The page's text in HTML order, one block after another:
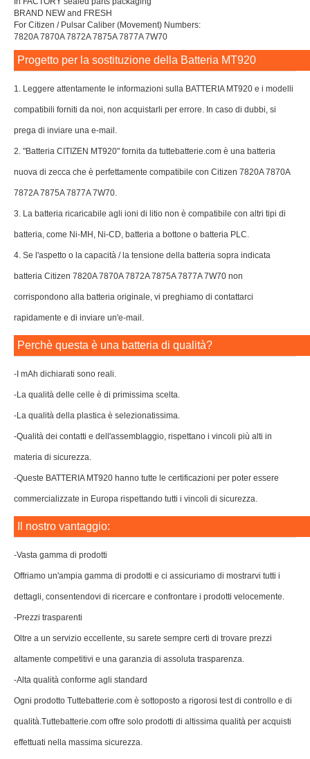
BRAND NEW and FRESH
For Citizen / Pulsar Caliber (Movement) Numbers:
7820A 7870A 7872A 7875A 7877A 7W70
Progetto per la sostituzione della Batteria MT920
1. Leggere attentamente le informazioni sulla BATTERIA MT920 e i modelli
compatibili forniti da noi, non acquistarli per errore. In caso di dubbi, si
prega di inviare una e-mail.
2. "Batteria CITIZEN MT920" fornita da tuttebatterie.com è una batteria
nuova di zecca che è perfettamente compatibile con Citizen 7820A 7870A
7872A 7875A 7877A 7W70.
3. La batteria ricaricabile agli ioni di litio non è compatibile con altri tipi di
batteria, come Ni-MH, Ni-CD, batteria a bottone o batteria PLC.
4. Se l'aspetto o la capacità / la tensione della batteria sopra indicata
batteria Citizen 7820A 7870A 7872A 7875A 7877A 7W70 non
corrispondono alla batteria originale, vi preghiamo di contattarci
rapidamente e di inviare un'e-mail.
Perchè questa è una batteria di qualità?
-I mAh dichiarati sono reali.
-La qualità delle celle è di primissima scelta.
-La qualità della plastica è selezionatissima.
-Qualità dei contatti e dell'assemblaggio, rispettano i vincoli più alti in
materia di sicurezza.
-Queste BATTERIA MT920 hanno tutte le certificazioni per poter essere
commercializzate in Europa rispettando tutti i vincoli di sicurezza.
Il nostro vantaggio:
-Vasta gamma di prodotti
Offriamo un'ampia gamma di prodotti e ci assicuriamo di mostrarvi tutti i
dettagli, consentendovi di ricercare e confrontare i prodotti velocemente.
-Prezzi trasparenti
Oltre a un servizio eccellente, su sarete sempre certi di trovare prezzi
altamente competitivi e una garanzia di assoluta trasparenza.
-Alta qualità conforme agli standard
Ogni prodotto Tuttebatterie.com è sottoposto a rigorosi test di controllo e di
qualità.Tuttebatterie.com offre solo prodotti di altissima qualità per acquisti
effettuati nella massima sicurezza.